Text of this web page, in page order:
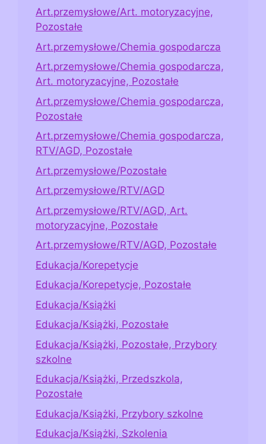
Art.przemysłowe/Art. motoryzacyjne,
Pozostałe
Art.przemysłowe/Chemia gospodarcza
Art.przemysłowe/Chemia gospodarcza,
Art. motoryzacyjne, Pozostałe
Art.przemysłowe/Chemia gospodarcza,
Pozostałe
Art.przemysłowe/Chemia gospodarcza,
RTV/AGD, Pozostałe
Art.przemysłowe/Pozostałe
Art.przemysłowe/RTV/AGD
Art.przemysłowe/RTV/AGD, Art.
motoryzacyjne, Pozostałe
Art.przemysłowe/RTV/AGD, Pozostałe
Edukacja/Korepetycje
Edukacja/Korepetycje, Pozostałe
Edukacja/Książki
Edukacja/Książki, Pozostałe
Edukacja/Książki, Pozostałe, Przybory
szkolne
Edukacja/Książki, Przedszkola,
Pozostałe
Edukacja/Książki, Przybory szkolne
Edukacja/Książki, Szkolenia